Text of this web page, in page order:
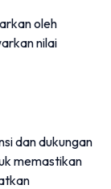
oleh
nilai
dan dukungan
memastikan